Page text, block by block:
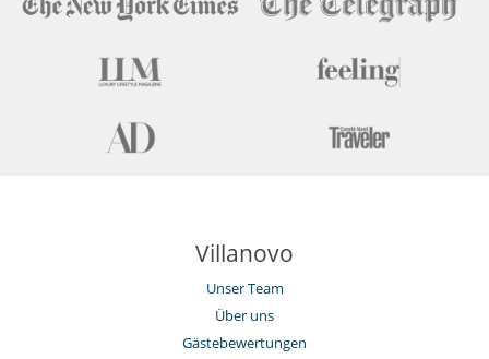
Villanovo
Unser Team
Über uns
Gästebewertungen